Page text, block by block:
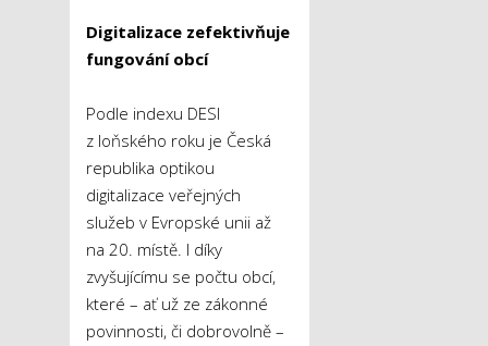
Digitalizace zefektivňuje
fungování obcí
Podle indexu DESI
z loňského roku je Česká
republika optikou
digitalizace veřejných
služeb v Evropské unii až
na 20. místě. I díky
zvyšujícímu se počtu obcí,
které – ať už ze zákonné
povinnosti, či dobrovolně –